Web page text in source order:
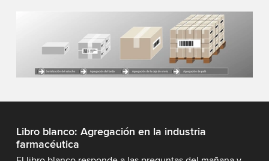
Libro blanco: Agregación en la industria
farmacéutica